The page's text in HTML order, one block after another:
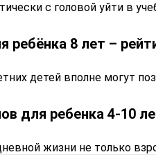
с головой уйти в
8 лет –
детей вполне могут
для ребенка 4-10
жизни не только